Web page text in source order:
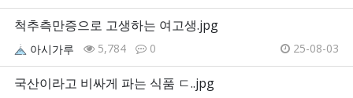
척추측만증으로 고생하는 여고생.jpg
아시가루 5,784 0 25-08-03
국산이라고 비싸게 파는 식품 ㄷ..jpg